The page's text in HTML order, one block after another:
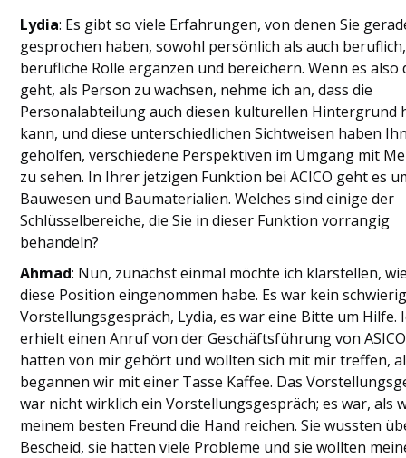
Lydia: Es gibt so viele Erfahrungen, von denen Sie
gesprochen haben, sowohl persönlich als auch
berufliche Rolle ergänzen und bereichern. Wenn es also
geht, als Person zu wachsen, nehme ich an, dass die
Personalabteilung auch diesen kulturellen Hintergrund
kann, und diese unterschiedlichen Sichtweisen haben
geholfen, verschiedene Perspektiven im Umgang mit
zu sehen. In Ihrer jetzigen Funktion bei ACICO geht es
Bauwesen und Baumaterialien. Welches sind einige der
Schlüsselbereiche, die Sie in dieser Funktion vorrangig
behandeln?
Ahmad: Nun, zunächst einmal möchte ich klarstellen,
diese Position eingenommen habe. Es war kein
Vorstellungsgespräch, Lydia, es war eine Bitte um Hilfe.
erhielt einen Anruf von der Geschäftsführung von
hatten von mir gehört und wollten sich mit mir treffen,
begannen wir mit einer Tasse Kaffee. Das
war nicht wirklich ein Vorstellungsgespräch; es war, als
meinem besten Freund die Hand reichen. Sie wussten
Bescheid, sie hatten viele Probleme und sie wollten